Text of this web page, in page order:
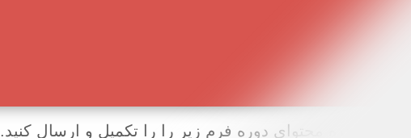
برای مشاهده محتوای دوره فرم زیر را را تکمیل و ارسال کنید.